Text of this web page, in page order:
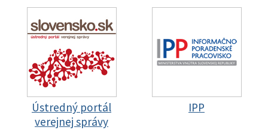
Ústredný portál
verejnej správy
IPP